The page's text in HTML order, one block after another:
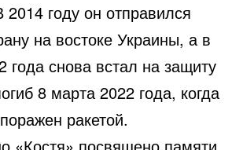
2014 году он отправился
на востоке Украины, а в
года снова встал на защиту
8 марта 2022 года, когда
ракетой.